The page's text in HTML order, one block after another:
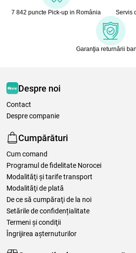
7 842 puncte Pick-up in România Servis
Garanţia returnării
Despre noi
Contact
Despre companie
Cumpărături
Cum comand
Programul de fidelitate Norocei
Modalităţi şi tarife transport
Modalităţi de plată
De ce să cumpăraţi de la noi
Setările de confidențialitate
Termeni şi condiţii
Îngrijirea așternuturilor